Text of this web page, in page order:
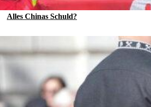
Alles Chinas Schuld?